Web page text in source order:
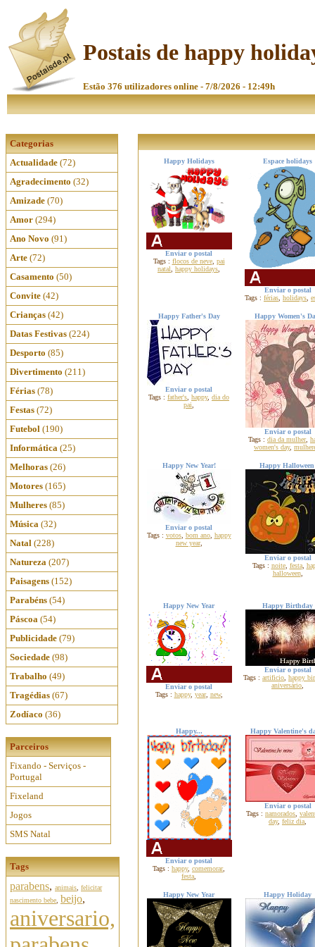
Postais de happy
Estão 376 utilizadores online - 7/8/2026 - 12:49h
Categorias
Actualidade (72)
Agradecimento (32)
Amizade (70)
Amor (294)
Ano Novo (91)
Arte (72)
Casamento (50)
Convite (42)
Crianças (42)
Datas Festivas (224)
Desporto (85)
Divertimento (211)
Férias (78)
Festas (72)
Futebol (190)
Informática (25)
Melhoras (26)
Motores (165)
Mulheres (85)
Música (32)
Natal (228)
Natureza (207)
Paisagens (152)
Parabéns (54)
Páscoa (54)
Publicidade (79)
Sociedade (98)
Trabalho (49)
Tragédias (67)
Zodíaco (36)
Parceiros
Fixando - Serviços -
Portugal
Fixeland
Jogos
SMS Natal
Tags
parabens, animais felicitar
nascimento bebe beijo,
aniversario,
Happy Holidays
Enviar o postal
Tags : flocos de neve, pai
natal
happy holidays
Espace holidays
Enviar o postal
Tags : férias holidays
Happy Father's Day
Enviar o postal
Tags : father's happy, dia do
pai
Happy Women's
Enviar o postal
Tags : dia da mulher,
women's day,
Happy New Year!
Enviar o postal
Tags : votos, bom ano, happy
new year,
Happy
Enviar o postal
Tags : noite, festa,
halloween,
Happy New Year
Enviar o postal
Tags : happy, year, new,
Happy Birthday
Enviar o postal
Tags : artificio happy
aniversário
Happy...
Enviar o postal
Tags : happy, comemorar,
festa
Happy Valentine's
Enviar o postal
Tags : namorados
day, feliz dia
Happy New Year Happy Holiday